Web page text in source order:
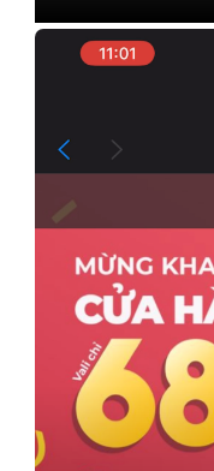
Shopping Mall